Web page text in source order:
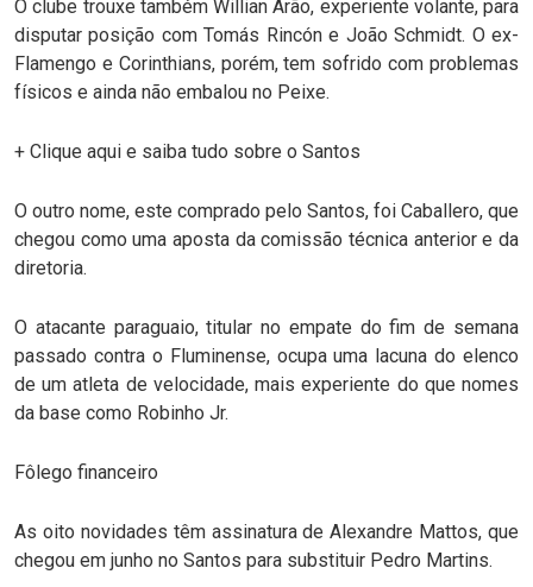
O clube trouxe também Willian Arão, experiente volante, para
disputar posição com Tomás Rincón e João Schmidt. O ex-
Flamengo e Corinthians, porém, tem sofrido com problemas
físicos e ainda não embalou no Peixe.
+ Clique aqui e saiba tudo sobre o Santos
O outro nome, este comprado pelo Santos, foi Caballero, que
chegou como uma aposta da comissão técnica anterior e da
diretoria.
O atacante paraguaio, titular no empate do fim de semana
passado contra o Fluminense, ocupa uma lacuna do elenco
de um atleta de velocidade, mais experiente do que nomes
da base como Robinho Jr.
Fôlego financeiro
As oito novidades têm assinatura de Alexandre Mattos, que
chegou em junho no Santos para substituir Pedro Martins.